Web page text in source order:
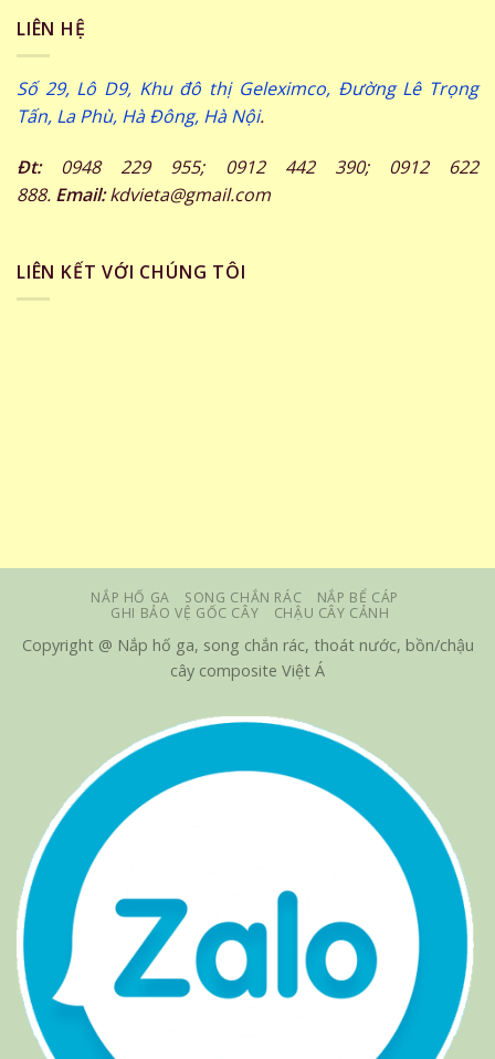
LIÊN HỆ
Số 29, Lô D9, Khu đô thị Geleximco, Đường Lê Trọng
Tấn, La Phù, Hà Đông, Hà Nội.
Đt:0948 229 955; 0912 442 390; 0912 622
888. Email:kdvieta@gmail.com
LIÊN KẾT VỚI CHÚNG TÔI
NẮP HỐ GA SONG CHẮN RÁC
NẮP BỂ CÁP
GHI BẢO VỆ GỐC CÂY
CHẬU CÂY CẢNH
Copyright @ Nắp hố ga, song chắn rác, thoát nước, bồn/chậu
cây composite Việt Á